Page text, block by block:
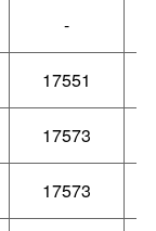
-
17551
17573
17573